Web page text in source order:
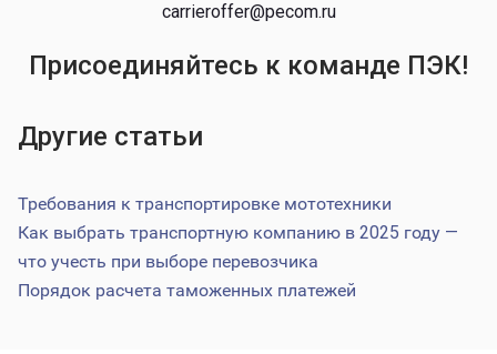
carrieroffer@pecom.ru
Присоединяйтесь к команде ПЭК!
Другие статьи
Требования к транспортировке мототехники
Как выбрать транспортную компанию в 2025 году —
что учесть при выборе перевозчика
Порядок расчета таможенных платежей